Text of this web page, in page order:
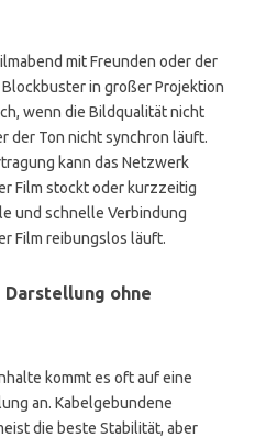
mit Freunden oder der
in großer Projektion
wenn die Bildqualität nicht
der Ton nicht synchron läuft.
kann das Netzwerk
Film stockt oder kurzzeitig
und schnelle Verbindung
Film reibungslos läuft.
ohne
kommt es oft auf eine
an. Kabelgebundene
die beste Stabilität, aber